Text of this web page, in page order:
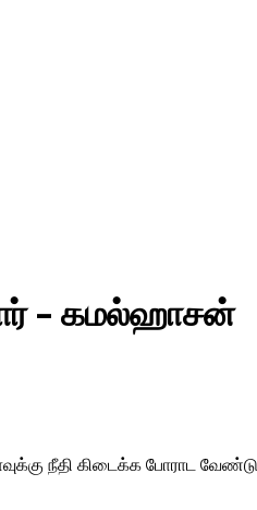
– கமல்ஹாசன்
நீதி கிடைக்க